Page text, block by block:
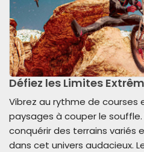
Défiez les Limites
Vibrez au rythme de courses
paysages à couper le
conquérir des terrains variés
dans cet univers audacieux.